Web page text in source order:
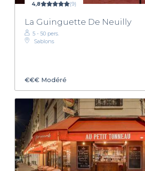
4,8 (9)
La Guinguette De Neuilly
5 - 50 pers.
Sablons
€€€ Modéré